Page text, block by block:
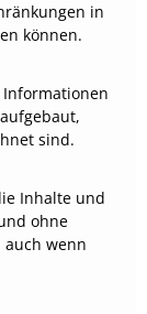
in
können.
Informationen
sind.
Inhalte und
ohne
wenn